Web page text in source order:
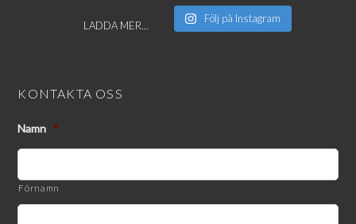
LADDA MER...
Följ på Instagram
KONTAKTA OSS
Namn *
Förnamn